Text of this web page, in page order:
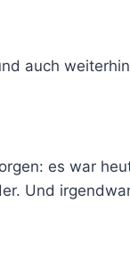
auch
es war
Und